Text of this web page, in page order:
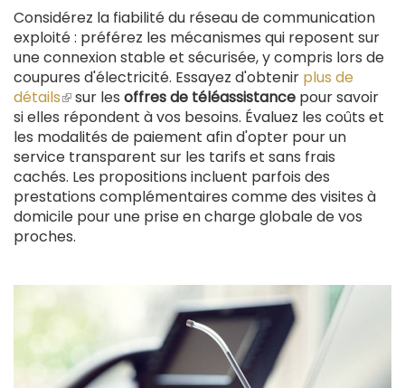
Considérez la fiabilité du réseau de communication
exploité : préférez les mécanismes qui reposent sur
une connexion stable et sécurisée, y compris lors de
coupures d'électricité. Essayez d'obtenir plus de
détails(le
lien
est
externe)
sur les offres de téléassistance pour savoir
si elles répondent à vos besoins. Évaluez les coûts et
les modalités de paiement afin d'opter pour un
service transparent sur les tarifs et sans frais
cachés. Les propositions incluent parfois des
prestations complémentaires comme des visites à
domicile pour une prise en charge globale de vos
proches.